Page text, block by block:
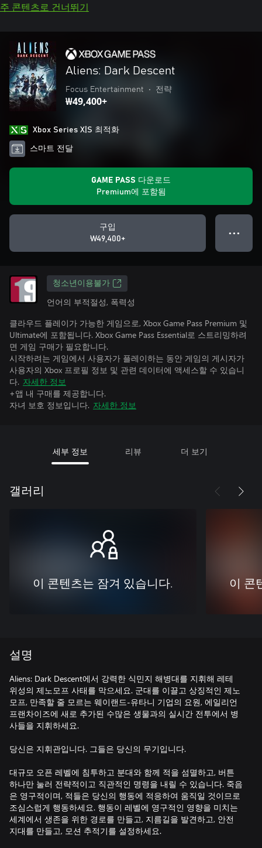
주 콘텐츠로 건너뛰기
Aliens: Dark Descent
Focus Entertainment • 전략
₩49,400+
Xbox Series X|S 최적화
스마트 전달
GAME PASS 다운로드
Premium에 포함됨
구입
₩49,400+
● ● ●
청소년이용불가
언어의 부적절성, 폭력성
클라우드 플레이가 가능한 게임으로, Xbox Game Pass Premium 및
Ultimate에 포함됩니다. Xbox Game Pass Essential로 스트리밍하려
면 게임 구매가 필요합니다.
시작하려는 게임에서 사용자가 플레이하는 동안 게임의 게시자가
사용자의 Xbox 프로필 정보 및 관련 데이터에 액세스할 수 있습니
다. 자세한 정보
+앱 내 구매를 제공합니다.
자녀 보호 정보입니다. 자세한 정보
세부 정보 리뷰 더 보기
갤러리
이 콘텐츠는 잠겨 있습니다. 이 콘
설명
Aliens: Dark Descent에서 강력한 식민지 해병대를 지휘해 레테
위성의 제노모프 사태를 막으세요. 군대를 이끌고 상징적인 제노
모프, 만족할 줄 모르는 웨이랜드-유타니 기업의 요원, 에일리언
프랜차이즈에 새로 추가된 수많은 생물과의 실시간 전투에서 병
사들을 지휘하세요.
당신은 지휘관입니다. 그들은 당신의 무기입니다.
대규모 오픈 레벨에 침투하고 분대와 함께 적을 섬멸하고, 버튼
하나만 눌러 전략적이고 직관적인 명령을 내릴 수 있습니다. 죽음
은 영구적이며, 적들은 당신의 행동에 적응하여 움직일 것이므로
조심스럽게 행동하세요. 행동이 레벨에 영구적인 영향을 미치는
세계에서 생존을 위한 경로를 만들고, 지름길을 발견하고, 안전
지대를 만들고, 모션 추적기를 설정하세요.